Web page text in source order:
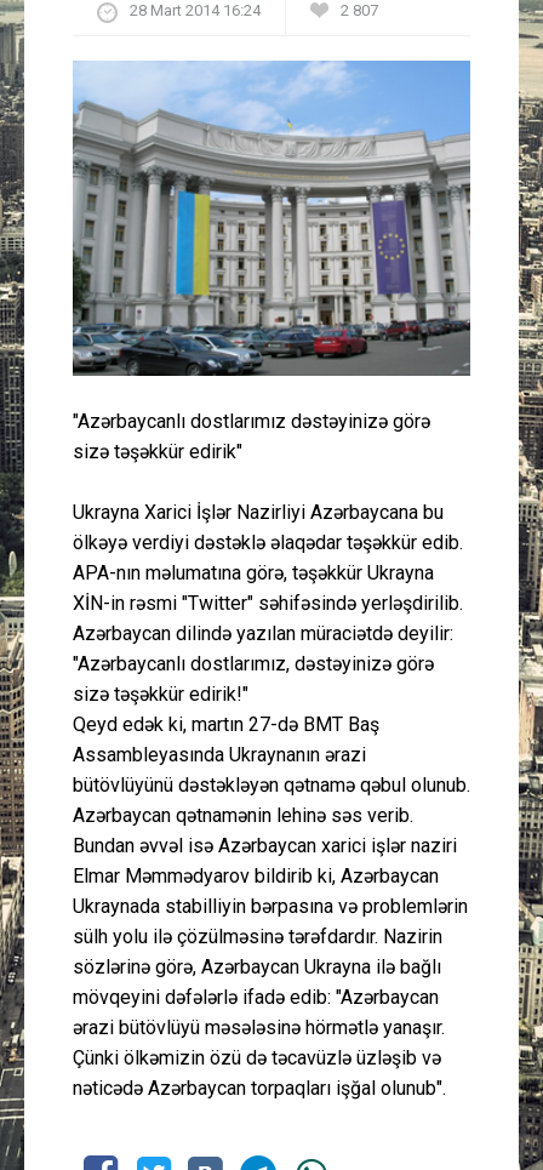
Güney Azərbaycan
Mədəniyyət
Müsahibə
İdman
Layihə
Gündəm
Peşə etikası
Əlaqə
28 Mart 2014 16:24 2 807
"Azərbaycanlı dostlarımız dəstəyinizə görə
sizə təşəkkür edirik"
Ukrayna Xarici İşlər Nazirliyi Azərbaycana bu
ölkəyə verdiyi dəstəklə əlaqədar təşəkkür edib.
APA-nın məlumatına görə, təşəkkür Ukrayna
XİN-in rəsmi "Twitter" səhifəsində yerləşdirilib.
Azərbaycan dilində yazılan müraciətdə deyilir:
"Azərbaycanlı dostlarımız, dəstəyinizə görə
sizə təşəkkür edirik!"
Qeyd edək ki, martın 27-də BMT Baş
Assambleyasında Ukraynanın ərazi
bütövlüyünü dəstəkləyən qətnamə qəbul olunub.
Azərbaycan qətnamənin lehinə səs verib.
Bundan əvvəl isə Azərbaycan xarici işlər naziri
Elmar Məmmədyarov bildirib ki, Azərbaycan
Ukraynada stabilliyin bərpasına və problemlərin
sülh yolu ilə çözülməsinə tərəfdardır. Nazirin
sözlərinə görə, Azərbaycan Ukrayna ilə bağlı
mövqeyini dəfələrlə ifadə edib: "Azərbaycan
ərazi bütövlüyü məsələsinə hörmətlə yanaşır.
Çünki ölkəmizin özü də təcavüzlə üzləşib və
nəticədə Azərbaycan torpaqları işğal olunub".